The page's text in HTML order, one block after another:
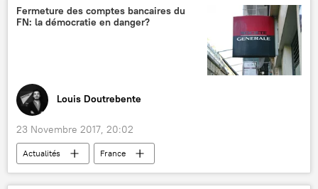
momie
archéologues
extraterrestres
insolite
Fermeture des comptes bancaires du
FN: la démocratie en danger?
Louis Doutrebente
23 Novembre 2017, 20:02
Actualités
France
Front national (FN)
Société Générale